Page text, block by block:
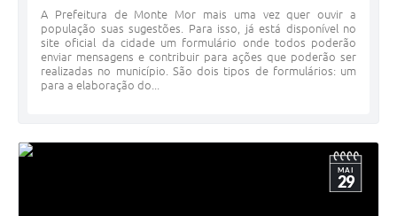
A Prefeitura de Monte Mor mais uma vez quer ouvir a
população suas sugestões. Para isso, já está disponível no
site oficial da cidade um formulário onde todos poderão
enviar mensagens e contribuir para ações que poderão ser
realizadas no município. São dois tipos de formulários: um
para a elaboração do...
MAI
29